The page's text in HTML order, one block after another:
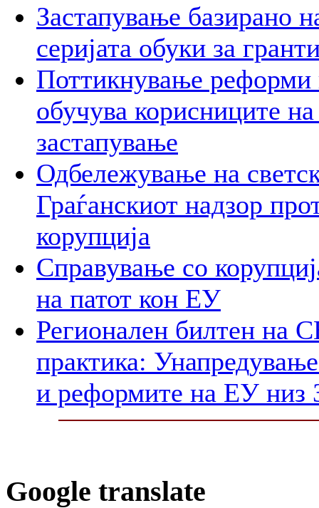
Застапување базирано
серијата обуки за
Поттикнување
обучува корисниците
застапување
Одбележување на
Граѓанскиот надзор
корупција
Справување со
на патот кон ЕУ
Регионален билтен на
практика:
и реформите на ЕУ низ
Google translate